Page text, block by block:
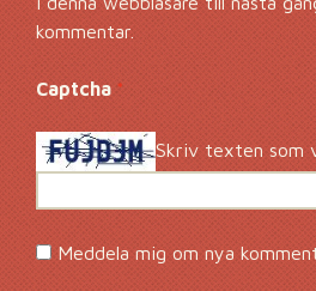
kommentar.
Captcha *
Skriv texten som
Meddela mig om nya